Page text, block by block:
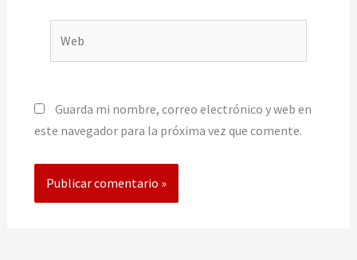
Guarda mi nombre, correo electrónico y web en
este navegador para la próxima vez que comente.